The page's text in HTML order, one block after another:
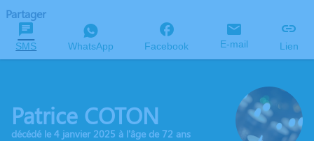
Partager
SMS WhatsApp Facebook E-mail Lien
Patrice COTON
décédé le 4 janvier 2025 à l'âge de 72 ans